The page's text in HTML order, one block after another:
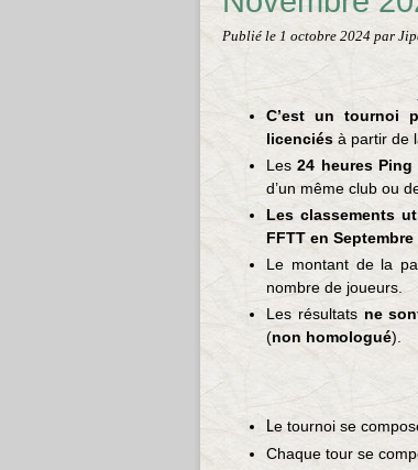
Publié le 1 octobre 2024 par
C’est un tournoi
licenciés à partir de
Les24 heures Ping
d’un même club ou
Les classements
FFTT en Septembre
Le montant de la
nombre de joueurs.
Les résultats ne
(non homologué).
Le tournoi se
Chaque tour se